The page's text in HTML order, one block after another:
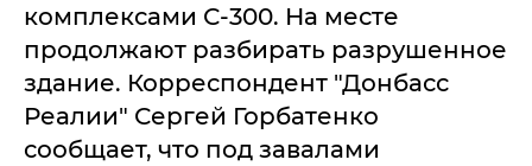
комплексами С-300. На месте
продолжают разбирать разрушенное
здание. Корреспондент "Донбасс
Реалии" Сергей Горбатенко
сообщает, что под завалами